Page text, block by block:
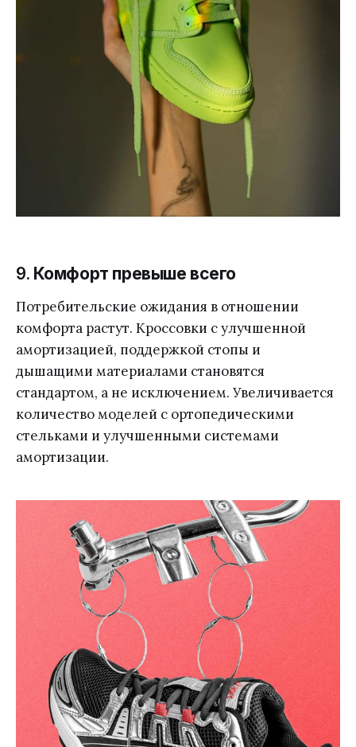
9. Комфорт превыше всего
Потребительские ожидания в отношении
комфорта растут. Кроссовки с улучшенной
амортизацией, поддержкой стопы и
дышащими материалами становятся
стандартом, а не исключением. Увеличивается
количество моделей с ортопедическими
стельками и улучшенными системами
амортизации.